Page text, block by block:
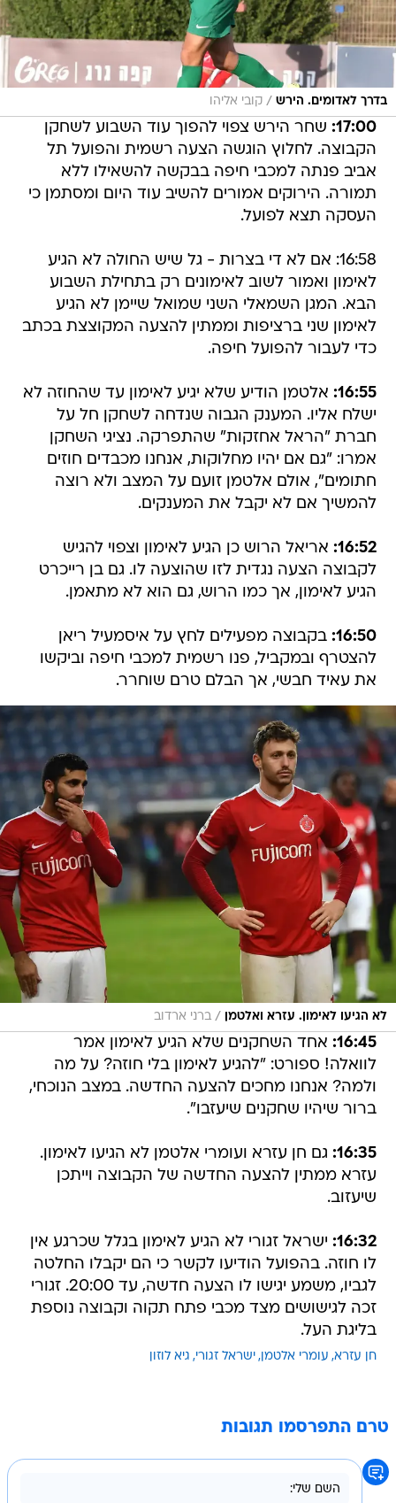
בדרך לאדומים. הירש / קובי אליהו
17:00: שחר הירש צפוי להפוך עוד השבוע לשחקן
הקבוצה. לחלוץ הוגשה הצעה רשמית והפועל תל
אביב פנתה למכבי חיפה בבקשה להשאילו ללא
תמורה. הירוקים אמורים להשיב עוד היום ומסתמן כי
העסקה תצא לפועל.
16:58: אם לא די בצרות - גל שיש החולה לא הגיע
לאימון ואמור לשוב לאימונים רק בתחילת השבוע
הבא. המגן השמאלי השני שמואל שיימן לא הגיע
לאימון שני ברציפות וממתין להצעה המקוצצת בכתב
כדי לעבור להפועל חיפה.
16:55: אלטמן הודיע שלא יגיע לאימון עד שהחוזה לא
ישלח אליו. המענק הגבוה שנדחה לשחקן חל על
חברת "הראל אחזקות" שהתפרקה. נציגי השחקן
אמרו: "גם אם יהיו מחלוקות, אנחנו מכבדים חוזים
חתומים", אולם אלטמן זועם על המצב ולא רוצה
להמשיך אם לא יקבל את המענקים.
16:52: אריאל הרוש כן הגיע לאימון וצפוי להגיש
לקבוצה הצעה נגדית לזו שהוצעה לו. גם בן רייכרט
הגיע לאימון, אך כמו הרוש, גם הוא לא מתאמן.
16:50: בקבוצה מפעילים לחץ על איסמעיל ריאן
להצטרף ובמקביל, פנו רשמית למכבי חיפה וביקשו
את עאיד חבשי, אך הבלם טרם שוחרר.
לא הגיעו לאימון. עזרא ואלטמן / ברני ארדוב
16:45: אחד השחקנים שלא הגיע לאימון אמר
לוואלה! ספורט: "להגיע לאימון בלי חוזה? על מה
ולמה? אנחנו מחכים להצעה החדשה. במצב הנוכחי,
ברור שיהיו שחקנים שיעזבו".
16:35: גם חן עזרא ועומרי אלטמן לא הגיעו לאימון.
עזרא ממתין להצעה החדשה של הקבוצה וייתכן
שיעזוב.
16:32: ישראל זגורי לא הגיע לאימון בגלל שכרגע אין
לו חוזה. בהפועל הודיעו לקשר כי הם יקבלו החלטה
לגביו, משמע יגישו לו הצעה חדשה, עד 20:00. זגורי
זכה לגישושים מצד מכבי פתח תקוה וקבוצה נוספת
בליגת העל.
חן עזרא עומרי אלטמן ישראל זגורי גיא לוזון
טרם התפרסמו תגובות